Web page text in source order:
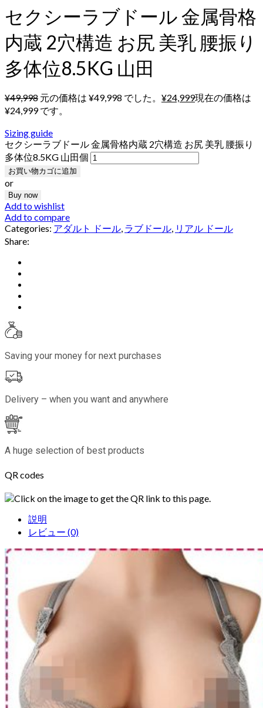
セクシーラブドール 金属骨格
内蔵 2穴構造 お尻 美乳 腰振り
多体位8.5KG 山田
¥49,998 元の価格は ¥49,998 でした。 ¥24,999現在の価格は
¥24,999 です。
Sizing guide
セクシーラブドール 金属骨格内蔵 2穴構造 お尻 美乳 腰振り
多体位8.5KG 山田個
お買い物カゴに追加
or
Buy now
Add to wishlist
Add to compare
Categories: アダルト ドール, ラブドール, リアル ドール
Share:
Saving your money for next purchases
Delivery – when you want and anywhere
A huge selection of best products
QR codes
Click on the image to get the QR link to this page.
説明
レビュー (0)